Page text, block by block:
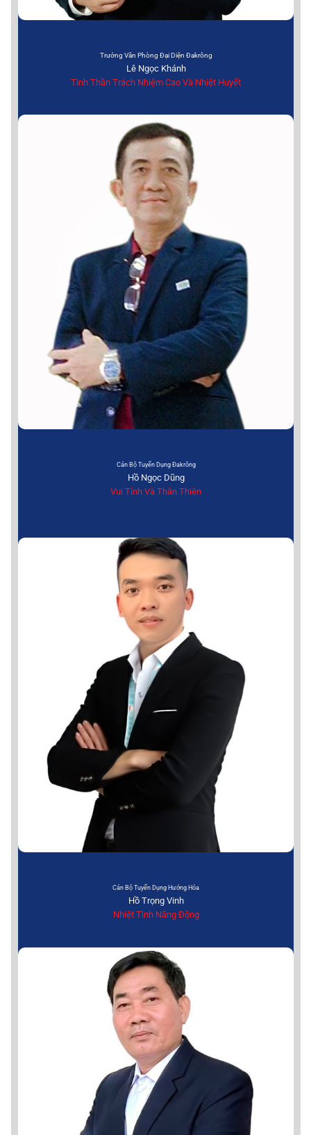
Trưởng Văn Phòng Đại Diện Đakrông
Lê Ngọc Khánh
Tình Thần Trách Nhiệm Cao Và Nhiệt Huyết
Cán Bộ Tuyển Dụng Đakrông
Hồ Ngọc Dũng
Vui Tính Và Thân Thiện
Cán Bộ Tuyển Dụng Hướng Hóa
Hồ Trọng Vinh
Nhiệt Tình Năng Động